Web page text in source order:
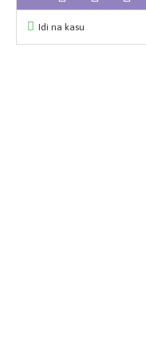
Idi na kasu